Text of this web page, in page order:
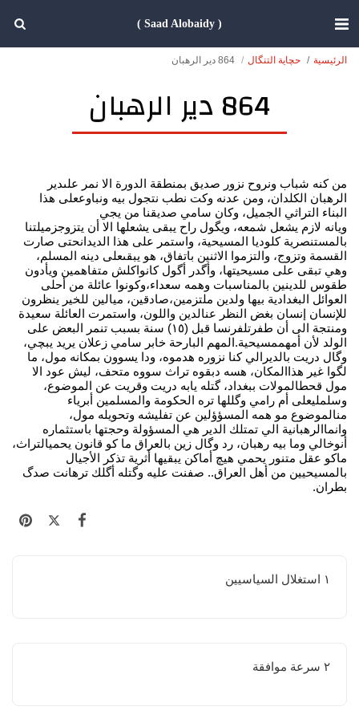
( Saad Alobaidy )
الرئيسية حچاية التنگال 864 دير الرهبان
864 دير الرهبان
من كنه شباب ونروح نزور صديق بمنطقة الدورة الا نمر علىدير
الرهبان الكلدان، ومن عدنه وكت نطب نتجول بيه ونباوععلى هذا
البناء التراثي الجميل، وكان سامي صديقنا من يجي
ويانه لازم يشعل شمعه، ويگول راح يبقى يشعلها الا أن يتزوجزميلتنا
بالمستنصرية كلوديا المسيحية، واستمر على هذا الديدانحتى صارت
القسمة وتزوج، والتزموا الاثنين باتفاق، هو يبقىعلى دينه المسلم،
وهي تبقى على مسيحيتها، وأگدر أگول كانواكلش متفاهمين ويأدون
طقوس للدينين بالمناسبات وهمه سعداء،وكونوا عائلة من أحلى
العوائل البغدادية بيها ولدين ملتزمين،صادقين، ميالين للخير ينظرون
للإنسان إنسان بغض النظر عنالدين واللون، واستمرت العائلة سعيدة
ومنتجة الى أن طفرتلفرنسا قبل (١٥) سنة بسبب تنمر البعض على
الولد لأن أمهممسيحية.المهم البارحة خابر سامي زعلان يريد يبچي،
وگال دريت بالديرالي كنا نزوره هدموه، ودا يسوون بمكانه مول، ما
لگوا غير هذاالمكان، هسه دبقوه تراث سووه متحف، ليش عود الا
مول قحطالمولات ببغداد، گتله يابه دريت وقريت عن الموضوع،
وسلمليعلى أم رامي وگللها تره الحكومة والمسلمين أبرياء
منالموضوع مو همه المسؤؤلين عن تفليشه وتحويله مول،
وانماالرهبانية الي تمتلك الدير هي المسؤولة وحجتها باستثماره
أنوخالي وما بيه رهبان، رد وگال زين بالعراق ما كو قانون يحميالتراث،
ماكو عقل متنور يحمي هيچ أماكن يبقيها أثرية تذكر الأجيال
بالمسيحيين من أهل العراق.. صفنت عليه وگتله أگلك ترهانت صدگ
بطران.
١ استغلال السياسيين
٢ سرعة موافقة